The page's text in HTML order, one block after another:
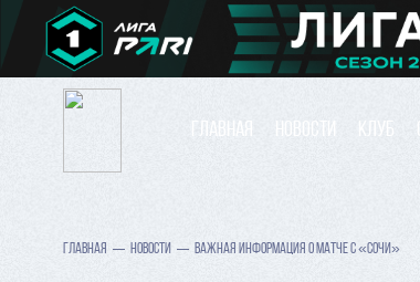
ГЛАВНАЯ НОВОСТИ КЛУБ
ГЛАВНАЯ НОВОСТИ ВАЖНАЯ ИНФОРМАЦИЯ О МАТЧЕ С «СОЧИ»